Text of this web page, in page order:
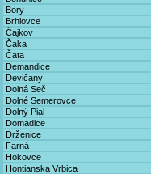
Bory
Brhlovce
Čajkov
Čaka
Čata
Demandice
Devičany
Dolná Seč
Dolné Semerovce
Dolný Pial
Domadice
Drženice
Farná
Hokovce
Hontianska Vrbica